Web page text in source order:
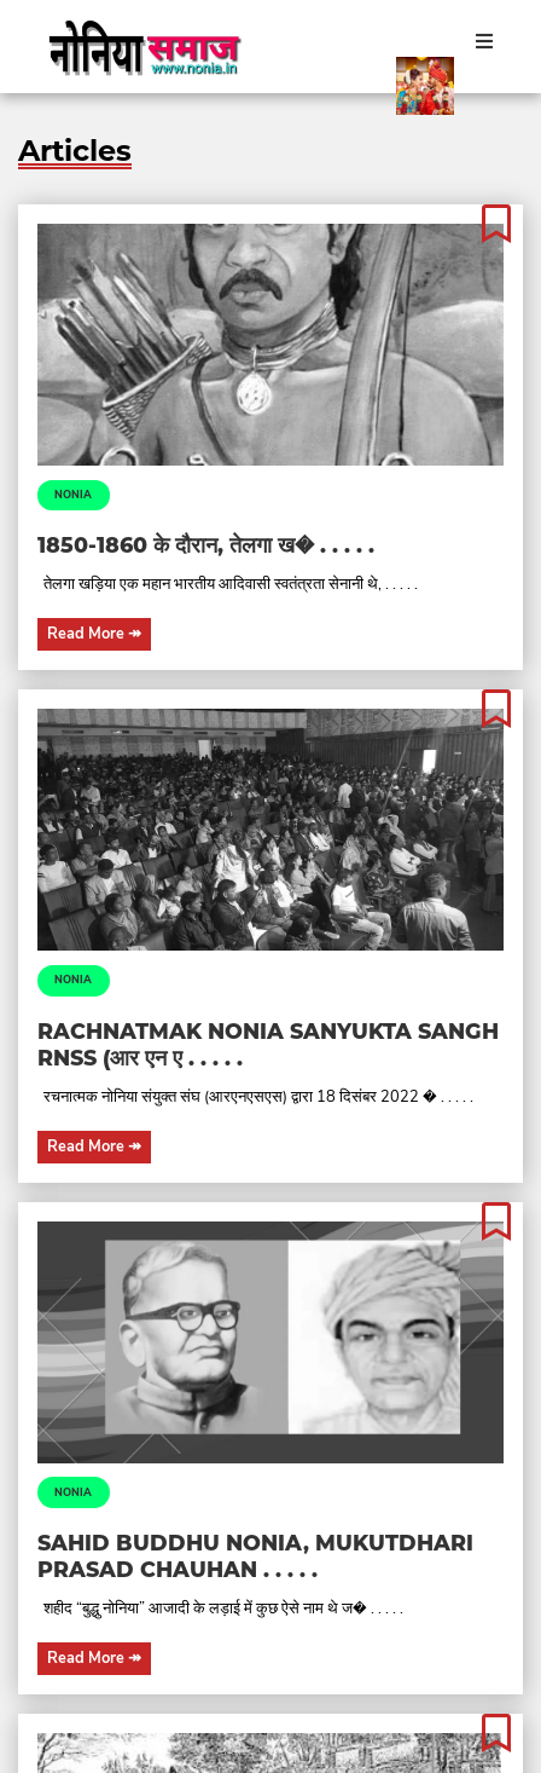
Articles
NONIA
1850-1860 के दौरान, तेलगा ख� . . . . .
तेलगा खड़िया एक महान भारतीय आदिवासी स्वतंत्रता सेनानी थे, . . . . .
Read More↠
NONIA
RACHNATMAK NONIA SANYUKTA SANGH
RNSS (आर एन ए . . . . .
रचनात्मक नोनिया संयुक्त संघ (आरएनएसएस) द्वारा 18 दिसंबर 2022 � . . . . .
Read More↠
NONIA
SAHID BUDDHU NONIA, MUKUTDHARI
PRASAD CHAUHAN . . . . .
शहीद “बुद्धु नोनिया” आजादी के लड़ाई में कुछ ऐसे नाम थे ज� . . . . .
Read More↠